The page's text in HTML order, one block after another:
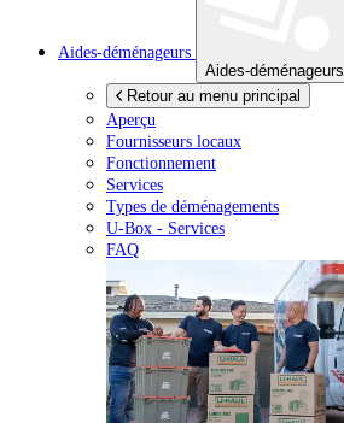
Aides-déménageurs
Aides-déménageurs
Retour au menu principal
Aperçu
Fournisseurs locaux
Fonctionnement
Services
Types de déménagements
U-Box - Services
FAQ